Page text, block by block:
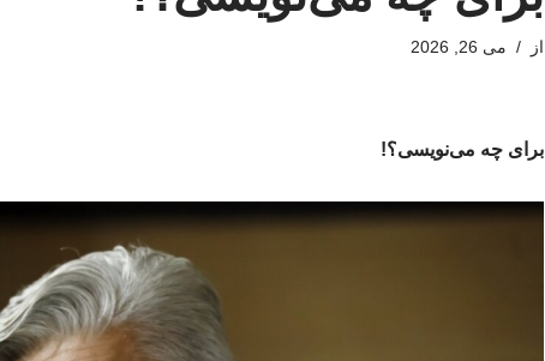
از می 26, 2026
برای چه می‌نویسی؟!